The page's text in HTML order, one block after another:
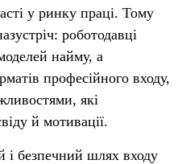
у ринку праці. Тому
роботодавці
найму, а
професійного входу,
які
й мотивації.
і безпечний шлях входу